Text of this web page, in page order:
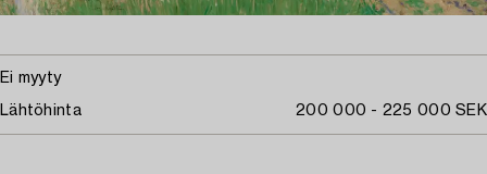
Ei myyty
Lähtöhinta 200 000 - 225 000 SEK